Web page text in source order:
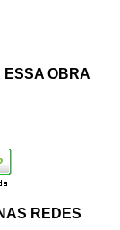
ESSA OBRA
REDES